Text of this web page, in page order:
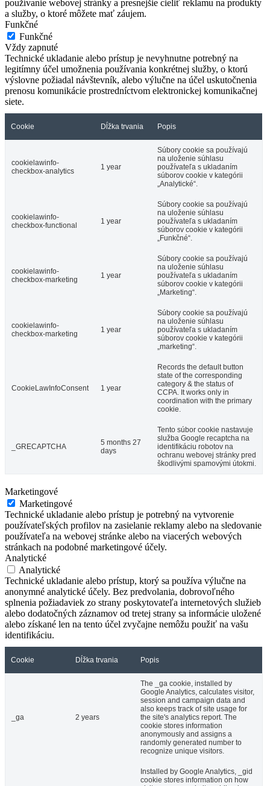
používanie webovej stránky a presnejšie cieliť reklamu na produkty
a služby, o ktoré môžete mať záujem.
Funkčné
Funkčné
Vždy zapnuté
Technické ukladanie alebo prístup je nevyhnutne potrebný na
legitímny účel umožnenia používania konkrétnej služby, o ktorú
výslovne požiadal návštevník, alebo výlučne na účel uskutočnenia
prenosu komunikácie prostredníctvom elektronickej komunikačnej
siete.
Cookie Dĺžka trvania Popis
cookielawinfo-
checkbox-analytics
1 year
Súbory cookie sa používajú
na uloženie súhlasu
používateľa s ukladaním
súborov cookie v kategórii
„Analytické“.
cookielawinfo-
checkbox-functional
1 year
Súbory cookie sa používajú
na uloženie súhlasu
používateľa s ukladaním
súborov cookie v kategórii
„Funkčné“.
cookielawinfo-
checkbox-marketing
1 year
Súbory cookie sa používajú
na uloženie súhlasu
používateľa s ukladaním
súborov cookie v kategórii
„Marketing“.
cookielawinfo-
checkbox-marketing
1 year
Súbory cookie sa používajú
na uloženie súhlasu
používateľa s ukladaním
súborov cookie v kategórii
„marketing“.
CookieLawInfoConsent 1 year
Records the default button
state of the corresponding
category & the status of
CCPA. It works only in
coordination with the primary
cookie.
_GRECAPTCHA
5 months 27
days
Tento súbor cookie nastavuje
služba Google recaptcha na
identifikáciu robotov na
ochranu webovej stránky pred
škodlivými spamovými útokmi.
Marketingové
Marketingové
Technické ukladanie alebo prístup je potrebný na vytvorenie
používateľských profilov na zasielanie reklamy alebo na sledovanie
používateľa na webovej stránke alebo na viacerých webových
stránkach na podobné marketingové účely.
Analytické
Analytické
Technické ukladanie alebo prístup, ktorý sa používa výlučne na
anonymné analytické účely. Bez predvolania, dobrovoľného
splnenia požiadaviek zo strany poskytovateľa internetových služieb
alebo dodatočných záznamov od tretej strany sa informácie uložené
alebo získané len na tento účel zvyčajne nemôžu použiť na vašu
identifikáciu.
Cookie Dĺžka trvania Popis
_ga 2 years
The _ga cookie, installed by
Google Analytics, calculates visitor,
session and campaign data and
also keeps track of site usage for
the site's analytics report. The
cookie stores information
anonymously and assigns a
randomly generated number to
recognize unique visitors.
Installed by Google Analytics, _gid
cookie stores information on how